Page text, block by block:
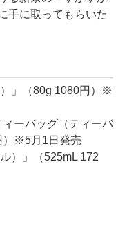
手に取ってもらいた
」（80g 1080円）※
ィーバッグ（ティーバ
）※5月1日発売
）」（525mL 172